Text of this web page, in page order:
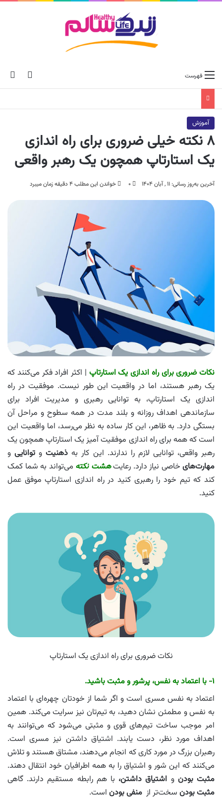
skin فهرست
آموزش
۸ نکته خیلی ضروری برای راه اندازی
یک استارتاپ همچون یک رهبر واقعی
آخرین به‌روز رسانی: ۱۱ , آبان ۱۴۰۴ ۰ خواندن این مطلب ۴ دقیقه زمان میبرد
نکات ضروری برای راه اندازی یک استارتاپ | ​​​​اکثر افراد فکر می‌کنند که
یک رهبر هستند، اما در واقعیت این طور نیست. موفقیت در راه
اندازی یک استارتاپ، به توانایی رهبری و مدیریت افراد برای
سازماندهی اهداف روزانه و بلند مدت در همه سطوح و مراحل آن
بستگی دارد. به ظاهر، این کار ساده به نظر می‌رسد، اما واقعیت این
است که همه برای راه اندازی موفقیت آمیز یک استارتاپ همچون یک
رهبر واقعی، توانایی لازم را ندارند. این کار به ذهنیتو تواناییو
مهارت‌های خاصی نیاز دارد. رعایتهشت نکته می‌تواند به شما کمک
کند که تیم خود را رهبری کنید در راه اندازی استارتاپ موفق عمل
کنید.
نکات ضروری برای راه اندازی یک استارتاپ
۱- با اعتماد به نفس، پرشور و مثبت باشید.
اعتماد به نفس مسری است و اگر شما از خودتان چهره‌ای با اعتماد
به نفس و مطمئن نشان دهید، به تیم‌تان نیز سرایت می‌کند. همین
امر موجب ساخت تیم‌های قوی و مثبتی می‌شود که می‌توانند به
اهداف مورد نظر، دست یابند. اشتیاق داشتن نیز مسری است.
رهبران بزرگ در مورد کاری که انجام می‌دهند، مشتاق هستند و تلاش
می‌کنند که این شور و اشتیاق را به همه اطرافیان خود انتقال دهند.
مثبت بودن و اشتیاق داشتن، با هم رابطه مستقیم دارند. گاهی
مثبت بودن سخت‌تر از منفی بودن است.